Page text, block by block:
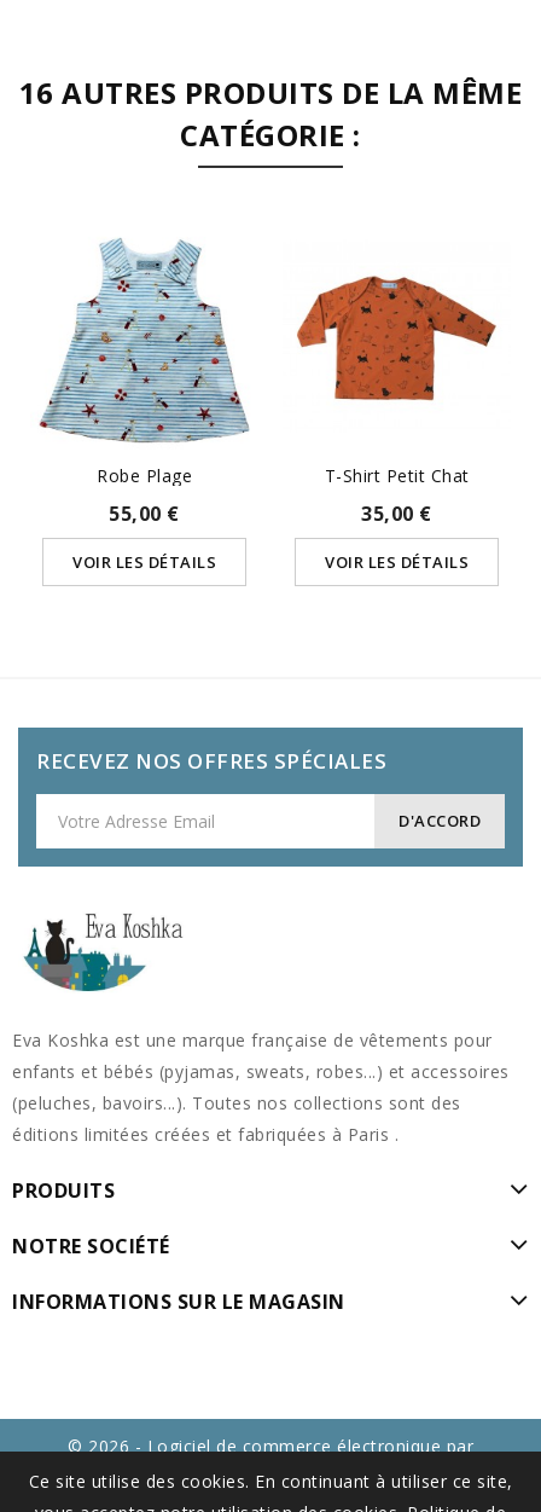
16 AUTRES PRODUITS DE LA MÊME
CATÉGORIE :
Robe Plage
55,00 €
VOIR LES DÉTAILS
T-Shirt Petit Chat
35,00 €
VOIR LES DÉTAILS
RECEVEZ NOS OFFRES SPÉCIALES
Eva Koshka est une marque française de vêtements pour
enfants et bébés (pyjamas, sweats, robes...) et accessoires
(peluches, bavoirs...). Toutes nos collections sont des
éditions limitées créées et fabriquées à Paris .
PRODUITS
NOTRE SOCIÉTÉ
INFORMATIONS SUR LE MAGASIN
Ce site utilise des cookies. En continuant à utiliser ce site,
© 2026 - Logiciel de commerce électronique par
PrestaShop™